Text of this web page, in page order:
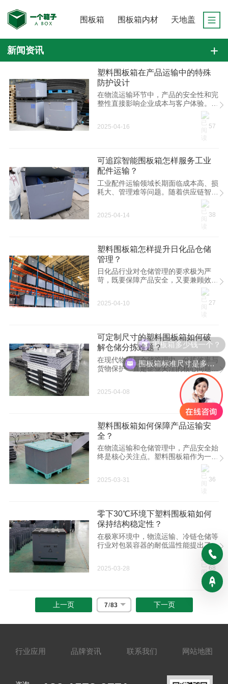
围板箱 围板箱内材 天地盖
新闻资讯
塑料围板箱在产品运输中的特殊
防护设计
在物流运输环节中，产品的安全性和完
整性直接影响企业成本与客户体验。塑
料围板箱作为一种新型循环包装容器，
凭借其材料特性与结构设计的双重优
势，成为众多行业优化运输防护的理想
2025-04-16 57
可追踪智能围板箱怎样服务工业
配件运输？
工业配件运输领域长期面临成本高、损
耗大、管理难等问题。随着供应链智能
化升级，塑料围板箱凭借其物理性能优
势与数字化技术的结合，正在成为工业
配件运输领域的创新解决方案。
2025-04-14 38
塑料围板箱怎样提升日化品仓储
管理？
日化品行业对仓储管理的要求极为严
苛，既要保障产品安全，又要兼顾效率
与成本。塑料围板箱作为一种现代化物
流载具，凭借其独特的性能优势，逐渐
成为日化企业优化仓储环节的重要工
2025-04-10 27
可定制尺寸的塑料围板箱如何破
解仓储分拣难题？
在现代物流与仓储管理中，分拣效率与
货物保护一直是企业关注的核心问题。
传统包装容器常因规格单一、空间利用
率低、耐用性不足等问题，导致成本攀
升和效率受限。而可定制尺寸的塑料围
板箱凭借其灵活性与功能性，正在成为
2025-04-08
塑料围板箱如何保障产品运输安
全？
在物流运输和仓储管理中，产品安全始
终是核心关注点。塑料围板箱作为一种
现代化物流载具，凭借其独特的设计与
材料特性，正在成为多行业运输环节的
重要选择。
2025-03-31 36
零下30℃环境下塑料围板箱如何
保持结构稳定性？
在极寒环境中，物流运输、冷链仓储等
行业对包装容器的耐低温性能提出了严
苛要求。塑料围板箱因其轻量化、可循
环、高耐用等优势，成为低温场景下的
重要选择。
2025-03-28 68
上一页 7/83 下一页
行业应用 品牌资讯 联系我们 网站地图
围板箱多少钱一个？
围板箱标准尺寸是多少？